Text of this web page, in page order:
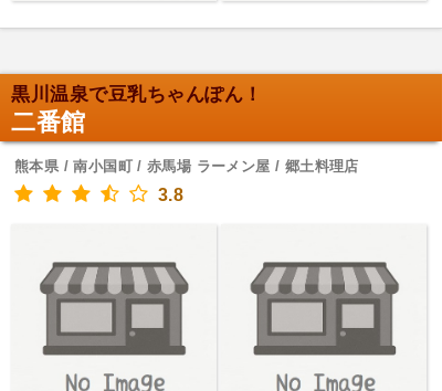
黒川温泉で豆乳ちゃんぽん！
二番館
熊本県 / 南小国町 / 赤馬場 ラーメン屋 / 郷土料理店
3.8